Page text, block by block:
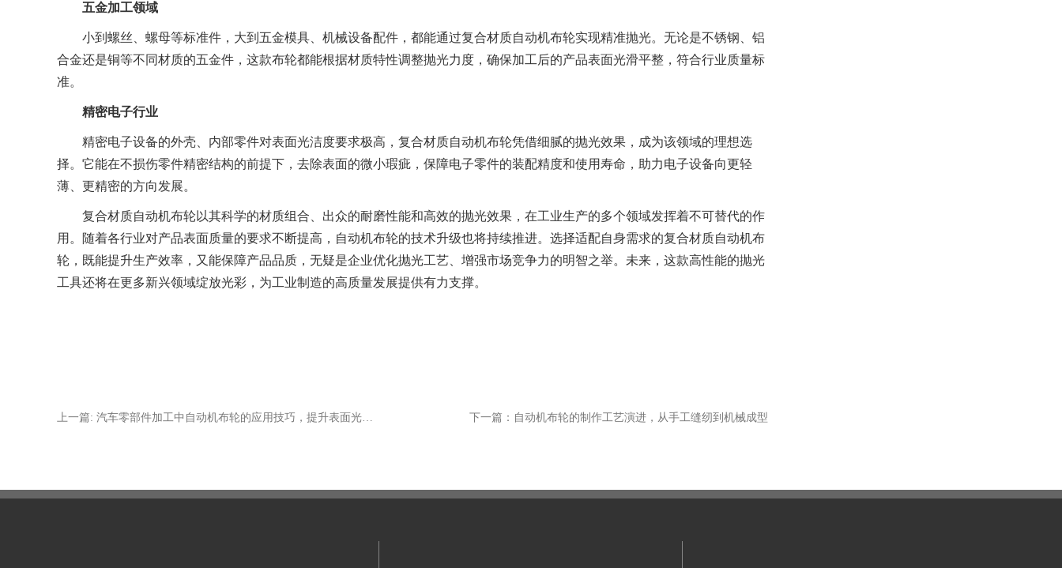
五金加工领域
小到螺丝、螺母等标准件，大到五金模具、机械设备配件，都能通过复合材质自动机布轮实现精准抛光。无论是不锈钢、铝
合金还是铜等不同材质的五金件，这款布轮都能根据材质特性调整抛光力度，确保加工后的产品表面光滑平整，符合行业质量标
准。
精密电子行业
精密电子设备的外壳、内部零件对表面光洁度要求极高，复合材质自动机布轮凭借细腻的抛光效果，成为该领域的理想选
择。它能在不损伤零件精密结构的前提下，去除表面的微小瑕疵，保障电子零件的装配精度和使用寿命，助力电子设备向更轻
薄、更精密的方向发展。
复合材质自动机布轮以其科学的材质组合、出众的耐磨性能和高效的抛光效果，在工业生产的多个领域发挥着不可替代的作
用。随着各行业对产品表面质量的要求不断提高，自动机布轮的技术升级也将持续推进。选择适配自身需求的复合材质自动机布
轮，既能提升生产效率，又能保障产品品质，无疑是企业优化抛光工艺、增强市场竞争力的明智之举。未来，这款高性能的抛光
工具还将在更多新兴领域绽放光彩，为工业制造的高质量发展提供有力支撑。
下一篇：自动机布轮的制作工艺演进，从手工缝纫到机械成型